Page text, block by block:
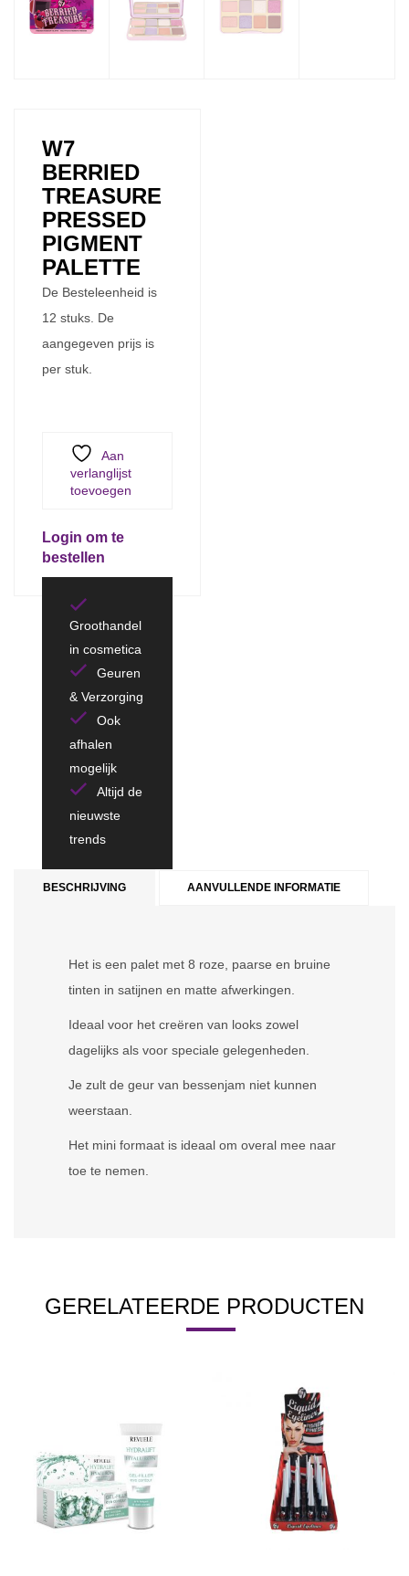
W7
BERRIED
TREASURE
PRESSED
PIGMENT
PALETTE
De Besteleenheid is
12 stuks. De
aangegeven prijs is
per stuk.
Aan
verlanglijst
toevoegen
Login om te
bestellen
Groothandel
in cosmetica
Geuren
& Verzorging
Ook
afhalen
mogelijk
Altijd de
nieuwste
trends
BESCHRIJVING AANVULLENDE INFORMATIE
Het is een palet met 8 roze, paarse en bruine
tinten in satijnen en matte afwerkingen.
Ideaal voor het creëren van looks zowel
dagelijks als voor speciale gelegenheden.
Je zult de geur van bessenjam niet kunnen
weerstaan.
Het mini formaat is ideaal om overal mee naar
toe te nemen.
GERELATEERDE PRODUCTEN